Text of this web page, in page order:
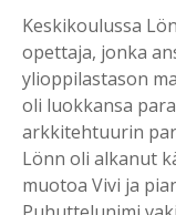
Keskikoulussa
opettaja, jonka
ylioppilastason
oli luokkansa
arkkitehtuurin
Lönn oli alkanut
muotoa Vivi ja